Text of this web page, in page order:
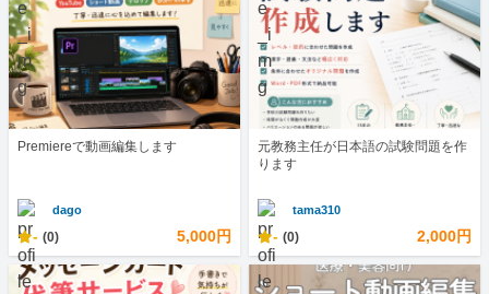
Premiereで動画編集します
dago
- (0) 5,000円
元教務主任が日本語の試験問題を作
ります
tama310
- (0) 2,000円